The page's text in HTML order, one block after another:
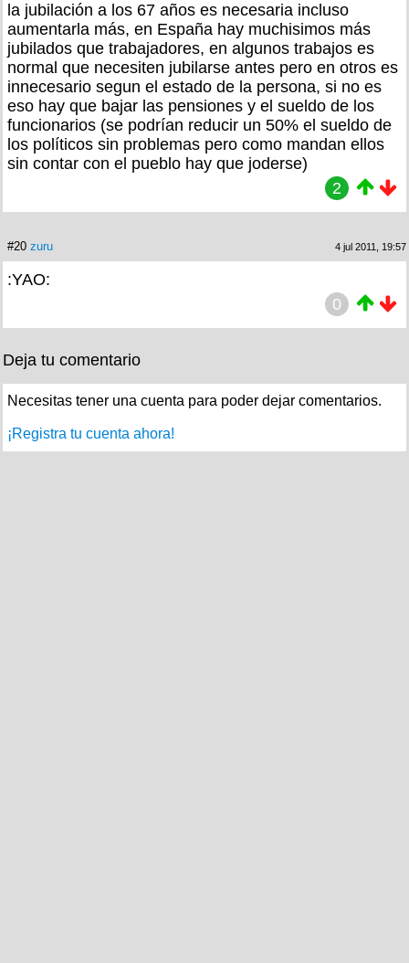
la jubilación a los 67 años es necesaria incluso
aumentarla más, en España hay muchisimos más
jubilados que trabajadores, en algunos trabajos es
normal que necesiten jubilarse antes pero en otros es
innecesario segun el estado de la persona, si no es
eso hay que bajar las pensiones y el sueldo de los
funcionarios (se podrían reducir un 50% el sueldo de
los políticos sin problemas pero como mandan ellos
sin contar con el pueblo hay que joderse)
2
#20 zuru 4 jul 2011, 19:57
:YAO:
0
Deja tu comentario
Necesitas tener una cuenta para poder dejar comentarios.
¡Registra tu cuenta ahora!